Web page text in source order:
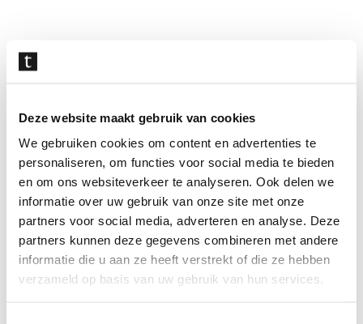
Deze website maakt gebruik van cookies
We gebruiken cookies om content en advertenties te
personaliseren, om functies voor social media te bieden
en om ons websiteverkeer te analyseren. Ook delen we
informatie over uw gebruik van onze site met onze
partners voor social media, adverteren en analyse. Deze
partners kunnen deze gegevens combineren met andere
informatie die u aan ze heeft verstrekt of die ze hebben
verzameld op basis van uw gebruik van hun services.
overslaan